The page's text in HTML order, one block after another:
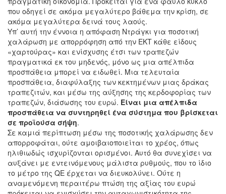
που οδηγεί σε ακόμα μεγαλύτερο βάθεμα την κρίση, σε
ακόμα μεγαλύτερα δεινά τους λαούς.
Υπ’ αυτή την έννοια η απόφαση Ντράγκι για ποσοτική
χαλάρωση με απορρόφηση από την ΕΚΤ κάθε είδους
«χαρτούρας» και ενίσχυσης έτσι των τραπεζών
πραγματικά εκ του μηδενός, μόνο ως μια απέλπιδα
προσπάθεια μπορεί να ειδωθεί. Μια τελευταία
προσπάθεια, διαφύλαξης των κεκτημένων μιας δράκας
τραπεζιτών, και μέσω της αύξησης της κερδοφορίας των
τραπεζών, διάσωσης του ευρώ. Είναι μια απέλπιδα
προσπάθεια να συντηρηθεί ένα σύστημα που βρίσκεται
σε προϊούσα σήψη.
Σε καμιά περίπτωση μέσω της ποσοτικής χαλάρωσης δεν
απορροφάται, ούτε αμοιβαιοποιείται το χρέος, όπως
ηλιθιωδώς ισχυρίζονται ορισμένοι. Αυτό θα συνεχίσει να
αυξάνει με εντεινόμενους μάλιστα ρυθμούς, που το ίδιο
το μέτρο της QE έρχεται να διευκολύνει. Ούτε η
αναμενόμενη περαιτέρω πτώση της αξίας του ευρώ